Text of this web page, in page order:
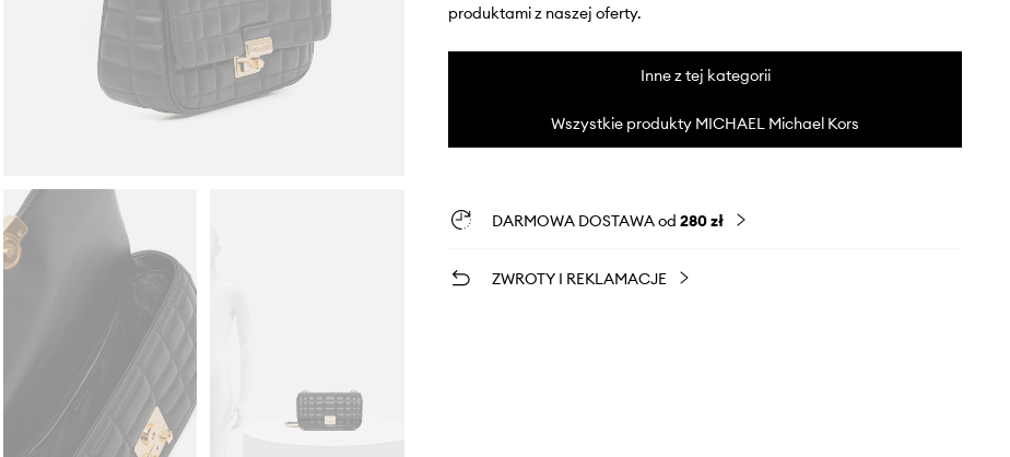
produktami z naszej oferty.
Inne z tej kategorii
Wszystkie produkty MICHAEL Michael Kors
DARMOWA DOSTAWA od 280 zł
ZWROTY I REKLAMACJE